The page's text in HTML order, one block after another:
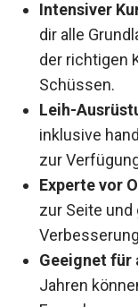
Intensiver
vermittelt dir
Leih-
inklusive
dir zur
Experte vor
dir zur Seite
Geeignet für
6 Jahren